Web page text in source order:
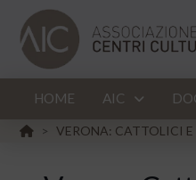
HOME AIC
HOME
> VERONA: CATTOLICI